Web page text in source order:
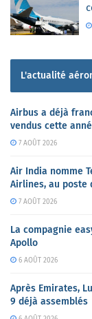
L'actualité
Airbus a déjà
vendus cette
7 AOÛT 2026
Air India nomme
Airlines, au
7 AOÛT 2026
La compagnie
Apollo
6 AOÛT 2026
Après Emirates,
9 déjà assemblés